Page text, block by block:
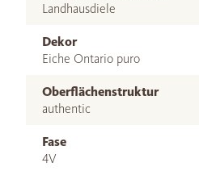
Landhausdiele
Dekor
Eiche Ontario puro
Oberflächenstruktur
authentic
Fase
4V